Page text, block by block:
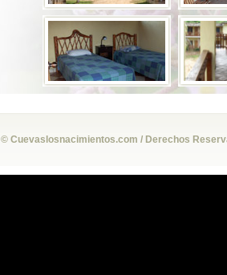
© Cuevaslosnacimientos.com / Derechos